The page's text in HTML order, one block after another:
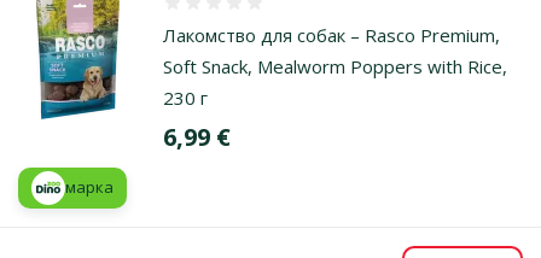
Лакомство для собак – Rasco Premium,
Soft Snack, Mealworm Poppers with Rice,
230 г
Цена
6,99 €
марка